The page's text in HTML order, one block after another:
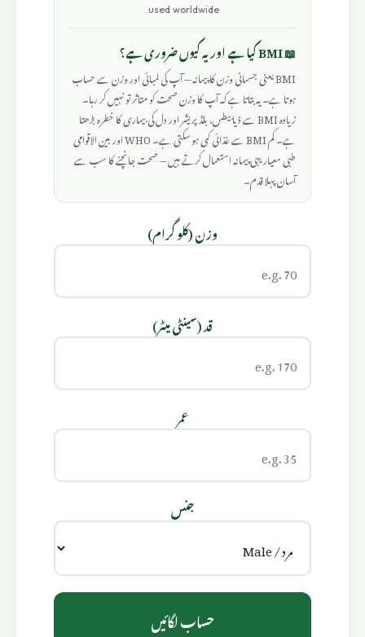
used worldwide.
📖 BMI کیا ہے اور یہ کیوں ضروری ہے؟
BMI یعنی جسمانی وزن کا پیمانہ — آپ کی لمبائی اور وزن سے حساب
ہوتا ہے۔ یہ بتاتا ہے کہ آپ کا وزن صحت کو متاثر تو نہیں کر رہا۔
زیادہ BMI سے ذیابیطس، بلڈ پریشر اور دل کی بیماری کا خطرہ بڑھتا
ہے۔ کم BMI سے غذائی کمی ہو سکتی ہے۔ WHO اور بین الاقوامی
طبی معیار یہی پیمانہ استعمال کرتے ہیں — صحت جانچنے کا سب سے
آسان پہلا قدم۔
وزن (کلو گرام)
قد (سینٹی میٹر)
عمر
جنس
حساب لگائیں